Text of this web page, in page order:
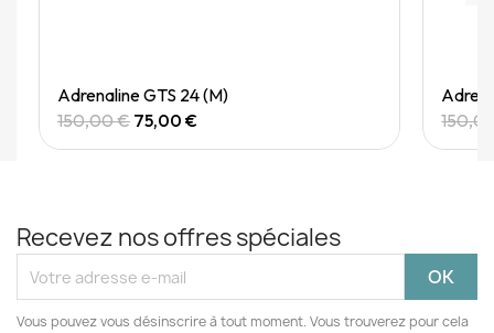
Quick View
Adrenaline GTS 24 (M)
150,00 € 75,00 €
Recevez nos offres spéciales
Vous pouvez vous désinscrire à tout moment. Vous trouverez pour cela